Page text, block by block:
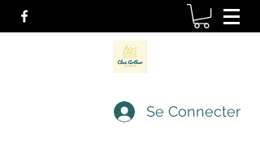
Se Connecter